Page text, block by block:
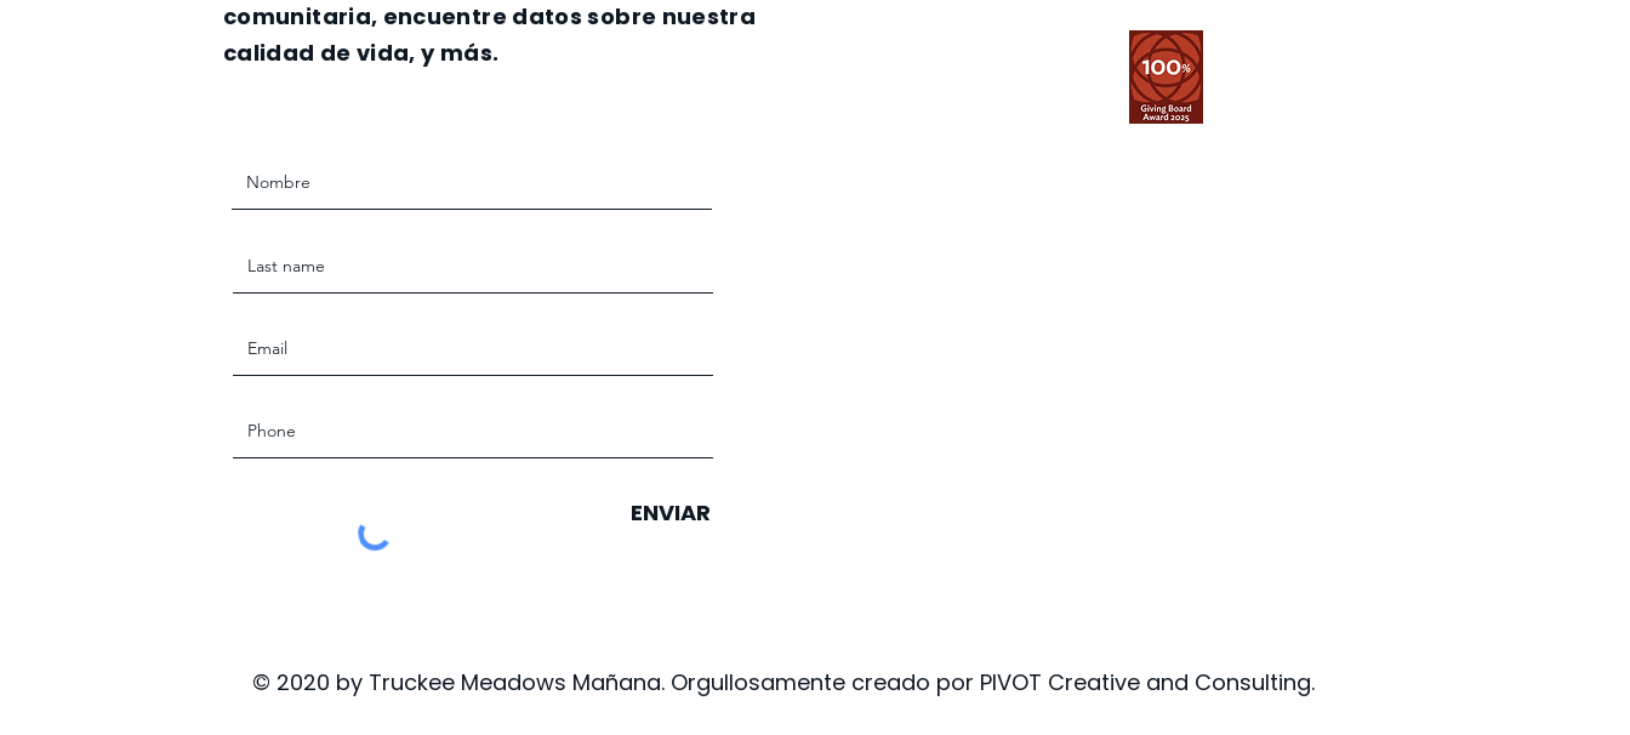
comunitaria, encuentre datos sobre nuestra
calidad de vida, y más.
ENVIAR
© 2020 by Truckee Meadows Mañana. Orgullosamente creado por PIVOT Creative and Consulting.